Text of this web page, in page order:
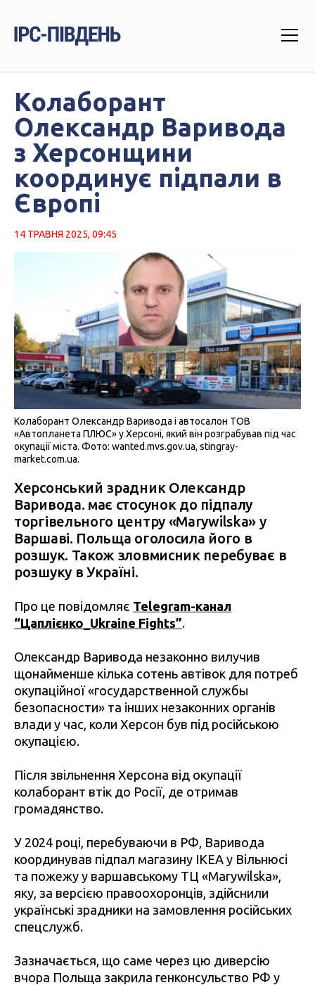
Колаборант
Олександр Варивода
з Херсонщини
координує підпали в
Європі
14 ТРАВНЯ 2025, 09:45
Колаборант Олександр Варивода і автосалон ТОВ
«Автопланета ПЛЮС» у Херсоні, який він розграбував під час
окупації міста. Фото: wanted.mvs.gov.ua, stingray-
market.com.ua.
Херсонський зрадник Олександр
Варивода. має стосунок до підпалу
торгівельного центру «Marywilska» у
Варшаві. Польща оголосила його в
розшук. Також зловмисник перебуває в
розшуку в Україні.
Про це повідомляє Telegram-канал
“Цаплієнко_Ukraine Fights”.
Олександр Варивода незаконно вилучив
щонайменше кілька сотень автівок для потреб
окупаційної «государственной службы
безопасности» та інших незаконних органів
влади у час, коли Херсон був під російською
окупацією.
Після звільнення Херсона від окупації
колаборант втік до Росії, де отримав
громадянство.
У 2024 році, перебуваючи в РФ, Варивода
координував підпал магазину IKEA у Вільнюсі
та пожежу у варшавському ТЦ «Marywilska»,
яку, за версією правоохоронців, здійснили
українські зрадники на замовлення російських
спецслужб.
Зазначається, що саме через цю диверсію
вчора Польща закрила генконсульство РФ у